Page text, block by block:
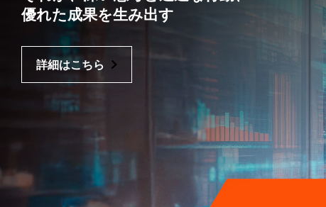
グ
優れた成果を生み出す
詳細はこちら